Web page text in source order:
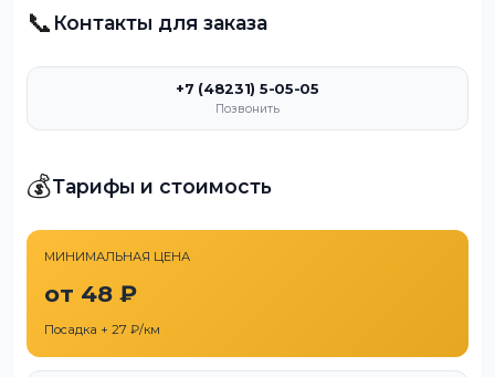
📞 Контакты для заказа
+7 (48231) 5-05-05
Позвонить
💰Тарифы и стоимость
МИНИМАЛЬНАЯ ЦЕНА
от 48 ₽
Посадка + 27 ₽/км